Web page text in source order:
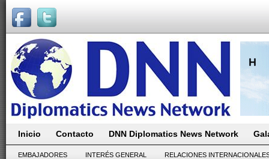
Inicio Contacto DNN Diplomatics News Network
EMBAJADORES INTERÉS GENERAL RELACIONES